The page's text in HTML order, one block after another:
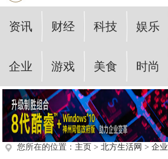
资讯 财经 科技 娱乐
企业 游戏 美食 时尚
您所在的位置： 主页 > 北方生活网 > 企业